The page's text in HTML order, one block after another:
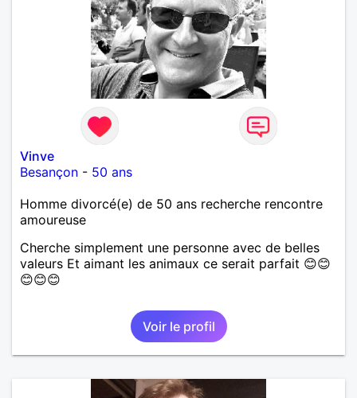
Vinve
Besançon - 50 ans
Homme divorcé(e) de 50 ans recherche rencontre
amoureuse
Cherche simplement une personne avec de belles
valeurs Et aimant les animaux ce serait parfait 😊😊
😊😊😊
Voir le profil